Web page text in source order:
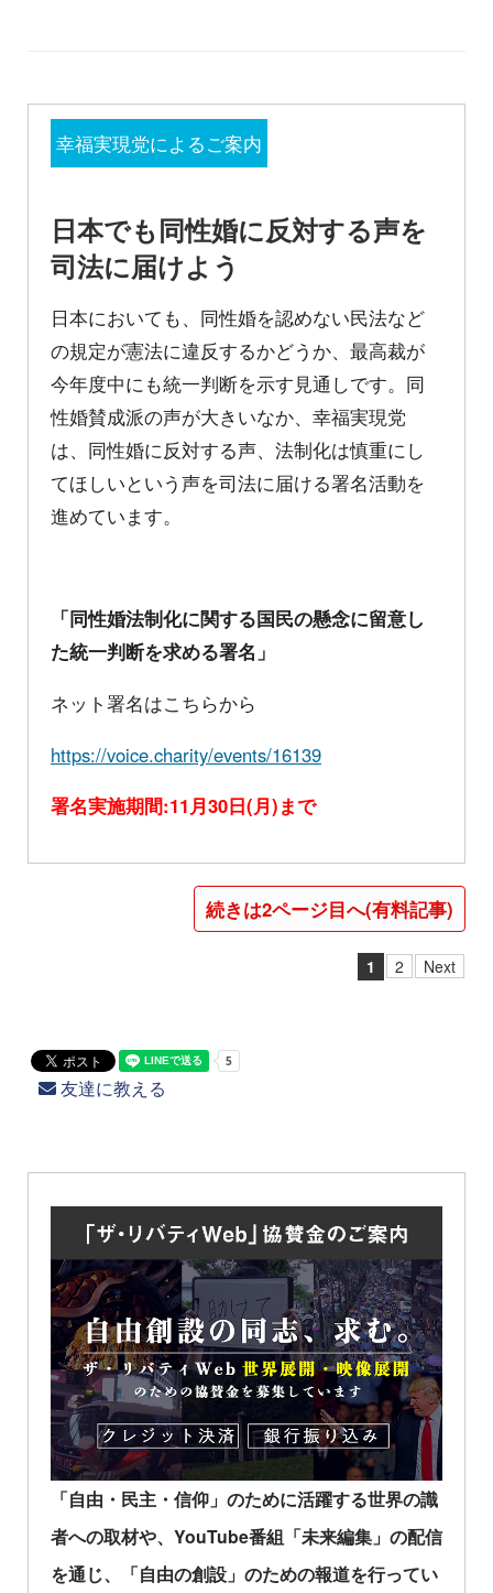
幸福実現党によるご案内
日本でも同性婚に反対する声を
司法に届けよう
日本においても、同性婚を認めない民法など
の規定が憲法に違反するかどうか、最高裁が
今年度中にも統一判断を示す見通しです。同
性婚賛成派の声が大きいなか、幸福実現党
は、同性婚に反対する声、法制化は慎重にし
てほしいという声を司法に届ける署名活動を
進めています。
「同性婚法制化に関する国民の懸念に留意し
た統一判断を求める署名」
ネット署名はこちらから
https://voice.charity/events/16139
署名実施期間:11月30日(月)まで
続きは2ページ目へ(有料記事)
1 2 Next
友達に教える
「自由・民主・信仰」のために活躍する世界の識
者への取材や、YouTube番組「未来編集」の配信
を通じ、「自由の創設」のための報道を行ってい